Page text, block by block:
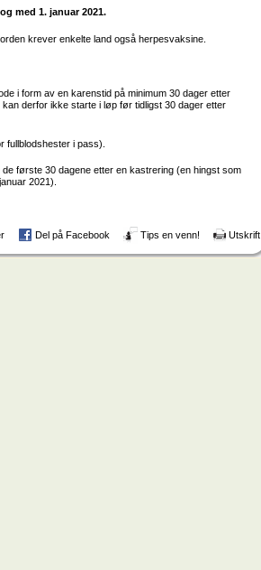
med 1. januar 2021.
krever enkelte land også herpesvaksine.
i form av en karenstid på minimum 30 dager etter
derfor ikke starte i løp før tidligst 30 dager etter
i pass).
første 30 dagene etter en kastrering (en hingst som
2021).
Del på Facebook Tips en venn! Utskrift